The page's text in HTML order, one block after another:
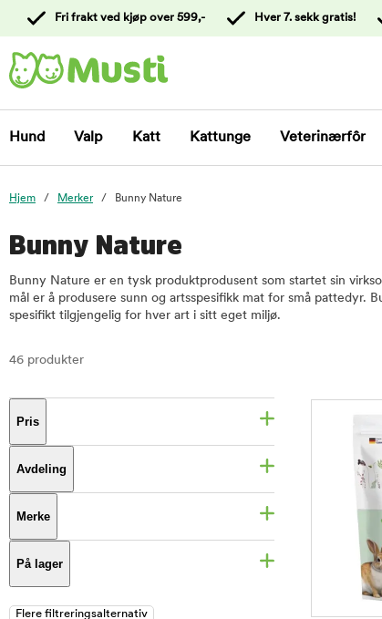
kundeservice
Fri frakt ved kjøp over 599,- Hver 7. sekk gratis!
Hund Valp Katt Kattunge Veterinærfôr
Hjem Merker Bunny Nature
Bunny Nature
Bunny Nature er en tysk produktprodusent som startet sin
mål er å produsere sunn og artsspesifikk mat for små pattedyr.
spesifikt tilgjengelig for hver art i sitt eget miljø.
46 produkter
Pris
Avdeling
Merke
På lager